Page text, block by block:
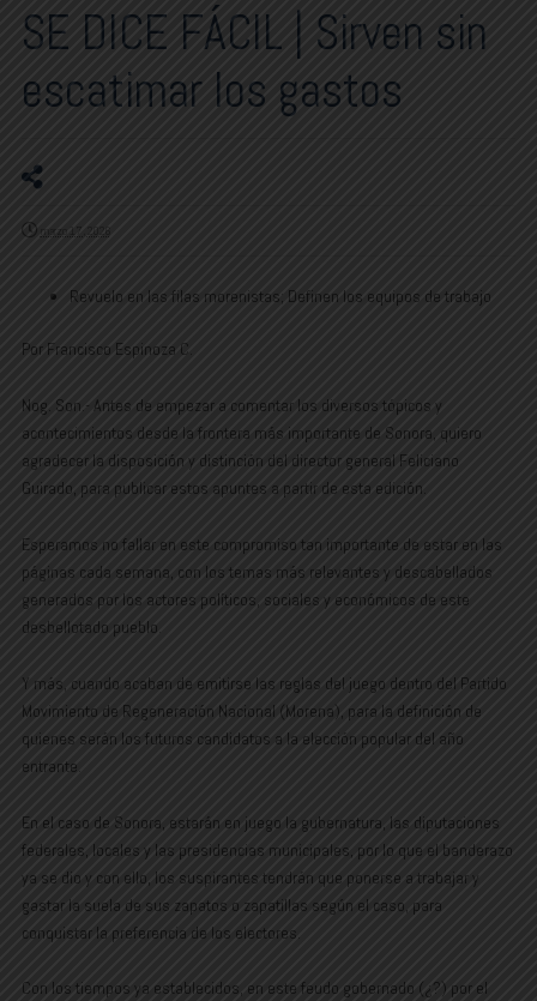
SE DICE FÁCIL | Sirven sin
escatimar los gastos
marzo 17, 2026
Revuelo en las filas morenistas; Definen los equipos de trabajo
Por Francisco Espinoza C.
Nog. Son.- Antes de empezar a comentar los diversos tópicos y
acontecimientos desde la frontera más importante de Sonora, quiero
agradecer la disposición y distinción del director general Feliciano
Guirado, para publicar estos apuntes a partir de esta edición.
Esperamos no fallar en este compromiso tan importante de estar en las
páginas cada semana, con los temas más relevantes y descabellados
generados por los actores políticos, sociales y económicos de este
desbellotado pueblo.
Y más, cuando acaban de emitirse las reglas del juego dentro del Partido
Movimiento de Regeneración Nacional (Morena), para la definición de
quienes serán los futuros candidatos a la elección popular del año
entrante.
En el caso de Sonora, estarán en juego la gubernatura, las diputaciones
federales, locales y las presidencias municipales, por lo que el banderazo
ya se dio y con ello, los suspirantes tendrán que ponerse a trabajar y
gastar la suela de sus zapatos o zapatillas según el caso, para
conquistar la preferencia de los electores.
Con los tiempos ya establecidos, en este feudo gobernado (¿?) por el